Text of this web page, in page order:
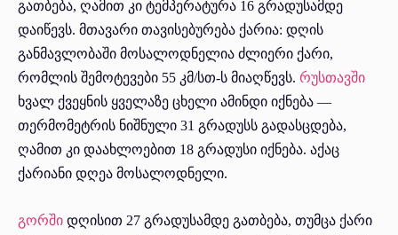
გათბება, ღამით კი ტემპერატურა 16 გრადუსამდე
დაიწევს. მთავარი თავისებურება ქარია: დღის
განმავლობაში მოსალოდნელია ძლიერი ქარი,
რომლის შემოტევები 55 კმ/სთ-ს მიაღწევს. რუსთავში
ხვალ ქვეყნის ყველაზე ცხელი ამინდი იქნება —
თერმომეტრის ნიშნული 31 გრადუსს გადასცდება,
ღამით კი დაახლოებით 18 გრადუსი იქნება. აქაც
ქარიანი დღეა მოსალოდნელი.
გორში დღისით 27 გრადუსამდე გათბება, თუმცა ქარი